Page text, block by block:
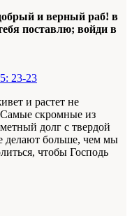
и верный раб! в
поставлю; войди в
23-23
и растет не
Самые скромные из
долг с твердой
делают больше, чем мы
чтобы Господь